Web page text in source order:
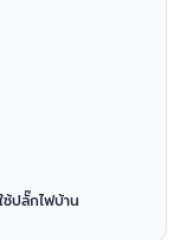
ปลั๊กไฟบ้าน